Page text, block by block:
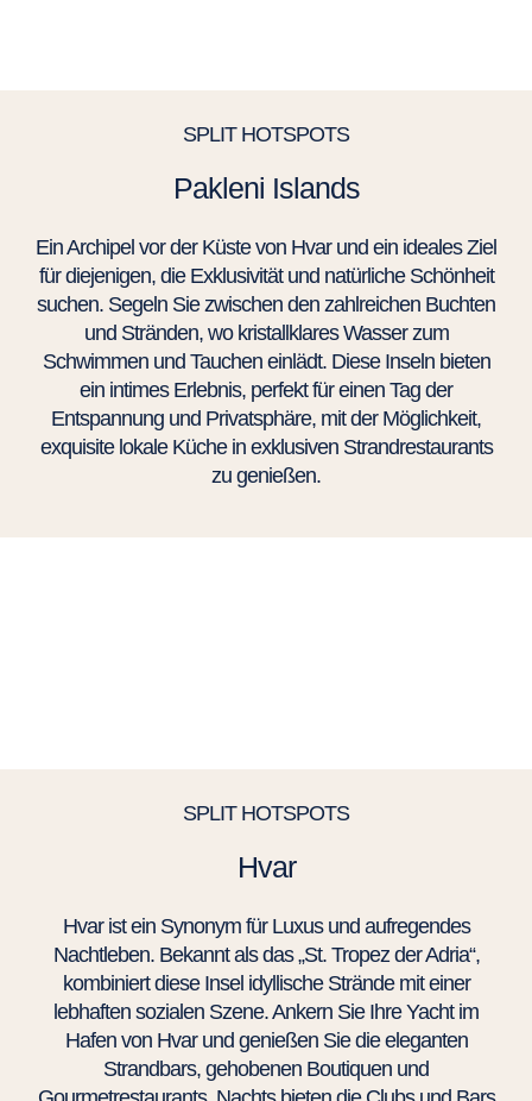
SPLIT HOTSPOTS
Pakleni Islands
Ein Archipel vor der Küste von Hvar und ein ideales Ziel
für diejenigen, die Exklusivität und natürliche Schönheit
suchen. Segeln Sie zwischen den zahlreichen Buchten
und Stränden, wo kristallklares Wasser zum
Schwimmen und Tauchen einlädt. Diese Inseln bieten
ein intimes Erlebnis, perfekt für einen Tag der
Entspannung und Privatsphäre, mit der Möglichkeit,
exquisite lokale Küche in exklusiven Strandrestaurants
zu genießen.
SPLIT HOTSPOTS
Hvar
Hvar ist ein Synonym für Luxus und aufregendes
Nachtleben. Bekannt als das „St. Tropez der Adria“,
kombiniert diese Insel idyllische Strände mit einer
lebhaften sozialen Szene. Ankern Sie Ihre Yacht im
Hafen von Hvar und genießen Sie die eleganten
Strandbars, gehobenen Boutiquen und